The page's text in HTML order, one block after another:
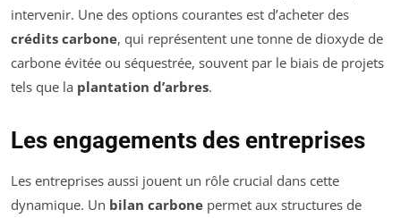
intervenir. Une des options courantes est d’acheter des
crédits carbone, qui représentent une tonne de dioxyde de
carbone évitée ou séquestrée, souvent par le biais de projets
tels que la plantation d’arbres.
Les engagements des entreprises
Les entreprises aussi jouent un rôle crucial dans cette
dynamique. Un bilan carbone permet aux structures de